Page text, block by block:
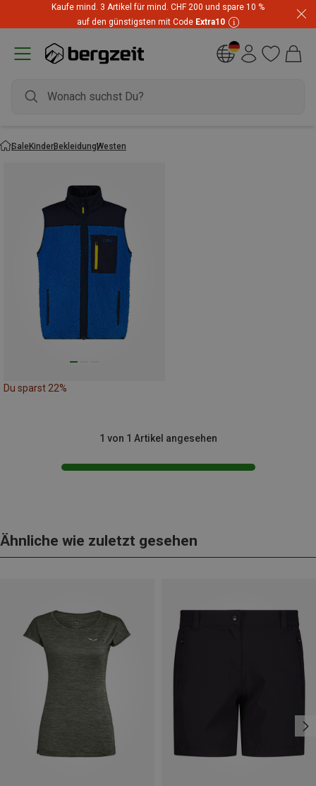
Kaufe mind. 3 Artikel für mind. CHF 200 und spare 10 %
auf den günstigsten mit Code Extra10
SaleKinderBekleidungWesten
Du sparst 22%
1 von 1 Artikel angesehen
Ähnliche wie zuletzt gesehen